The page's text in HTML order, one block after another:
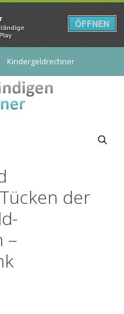
Kindergeldrechner
der
–
ÖFFNEN